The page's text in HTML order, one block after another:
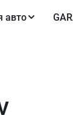
авто